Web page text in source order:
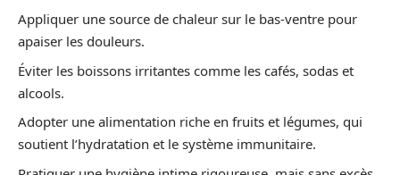
Appliquer une source de chaleur sur le bas-ventre pour
apaiser les douleurs.
Éviter les boissons irritantes comme les cafés, sodas et
alcools.
Adopter une alimentation riche en fruits et légumes, qui
soutient l’hydratation et le système immunitaire.